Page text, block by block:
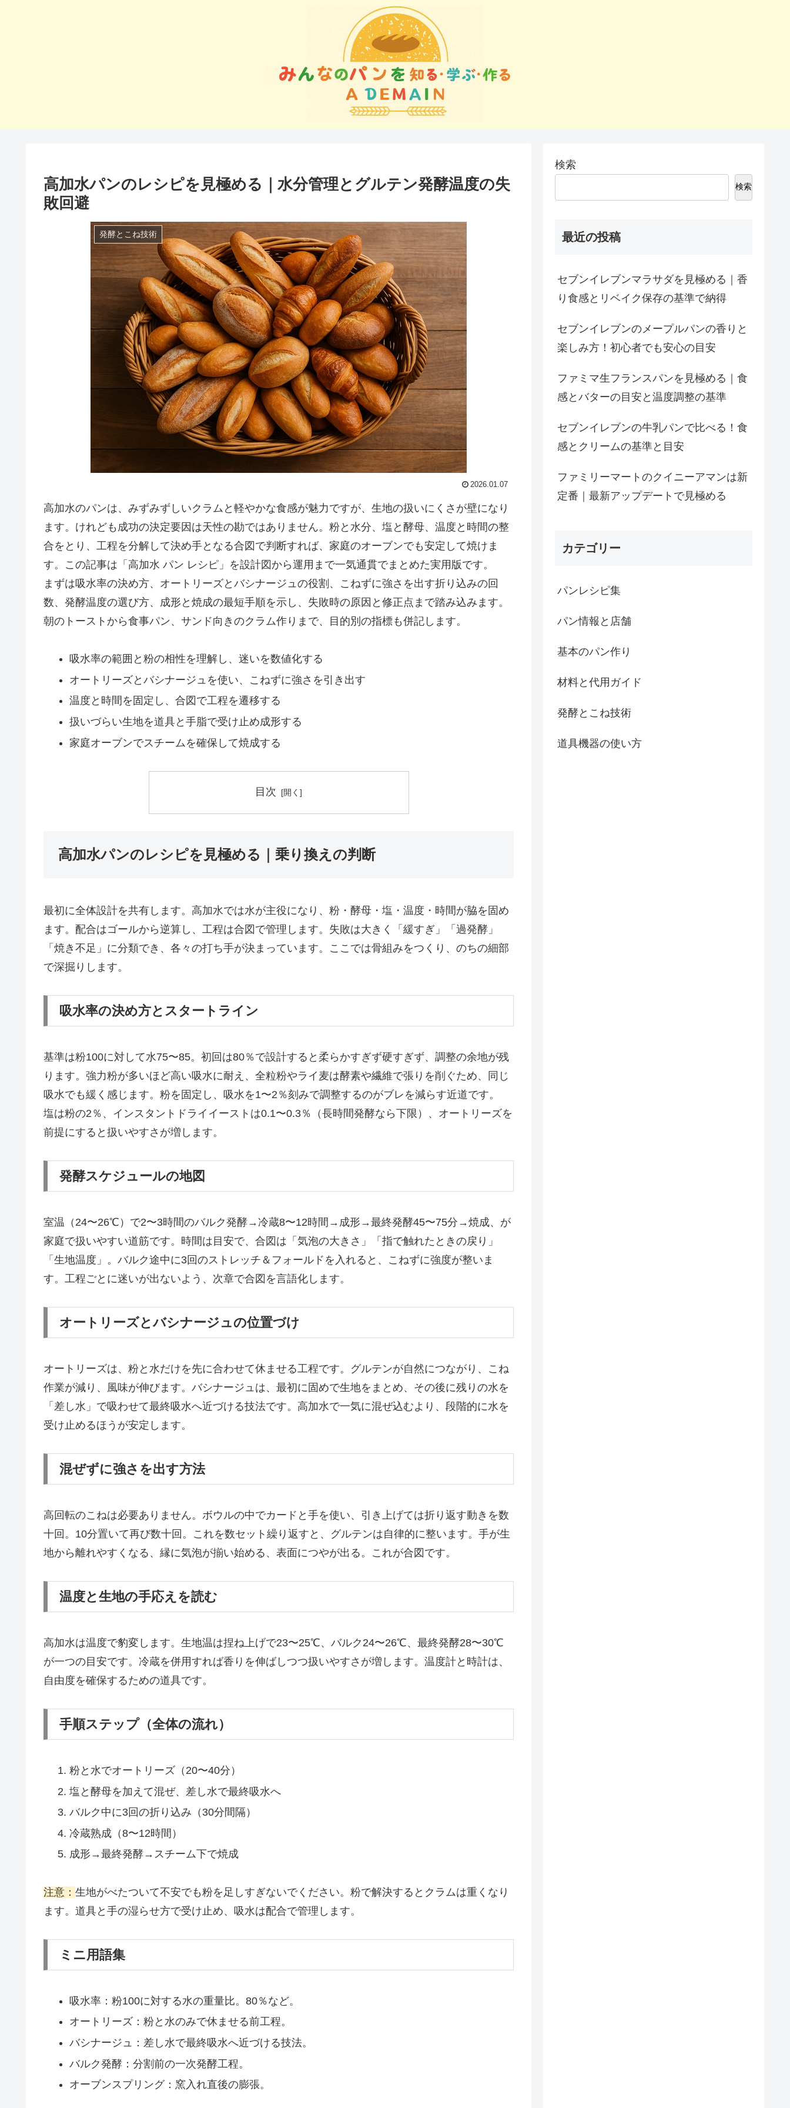
高加水パンのレシピを見極める｜水分管理とグルテン発酵温度の失
敗回避
発酵とこね技術
2026.01.07
高加水のパンは、みずみずしいクラムと軽やかな食感が魅力ですが、生地の扱いにくさが壁になり
ます。けれども成功の決定要因は天性の勘ではありません。粉と水分、塩と酵母、温度と時間の整
合をとり、工程を分解して決め手となる合図で判断すれば、家庭のオーブンでも安定して焼けま
す。この記事は「高加水 パン レシピ」を設計図から運用まで一気通貫でまとめた実用版です。
まずは吸水率の決め方、オートリーズとバシナージュの役割、こねずに強さを出す折り込みの回
数、発酵温度の選び方、成形と焼成の最短手順を示し、失敗時の原因と修正点まで踏み込みます。
朝のトーストから食事パン、サンド向きのクラム作りまで、目的別の指標も併記します。
吸水率の範囲と粉の相性を理解し、迷いを数値化する
オートリーズとバシナージュを使い、こねずに強さを引き出す
温度と時間を固定し、合図で工程を遷移する
扱いづらい生地を道具と手脂で受け止め成形する
家庭オーブンでスチームを確保して焼成する
目次
高加水パンのレシピを見極める｜乗り換えの判断
最初に全体設計を共有します。高加水では水が主役になり、粉・酵母・塩・温度・時間が脇を固め
ます。配合はゴールから逆算し、工程は合図で管理します。失敗は大きく「緩すぎ」「過発酵」
「焼き不足」に分類でき、各々の打ち手が決まっています。ここでは骨組みをつくり、のちの細部
で深掘りします。
吸水率の決め方とスタートライン
基準は粉100に対して水75〜85。初回は80％で設計すると柔らかすぎず硬すぎず、調整の余地が残
ります。強力粉が多いほど高い吸水に耐え、全粒粉やライ麦は酵素や繊維で張りを削ぐため、同じ
吸水でも緩く感じます。粉を固定し、吸水を1〜2％刻みで調整するのがブレを減らす近道です。
塩は粉の2％、インスタントドライイーストは0.1〜0.3％（長時間発酵なら下限）、オートリーズを
前提にすると扱いやすさが増します。
発酵スケジュールの地図
室温（24〜26℃）で2〜3時間のバルク発酵→冷蔵8〜12時間→成形→最終発酵45〜75分→焼成、が
家庭で扱いやすい道筋です。時間は目安で、合図は「気泡の大きさ」「指で触れたときの戻り」
「生地温度」。バルク途中に3回のストレッチ＆フォールドを入れると、こねずに強度が整いま
す。工程ごとに迷いが出ないよう、次章で合図を言語化します。
オートリーズとバシナージュの位置づけ
オートリーズは、粉と水だけを先に合わせて休ませる工程です。グルテンが自然につながり、こね
作業が減り、風味が伸びます。バシナージュは、最初に固めで生地をまとめ、その後に残りの水を
「差し水」で吸わせて最終吸水へ近づける技法です。高加水で一気に混ぜ込むより、段階的に水を
受け止めるほうが安定します。
混ぜずに強さを出す方法
高回転のこねは必要ありません。ボウルの中でカードと手を使い、引き上げては折り返す動きを数
十回。10分置いて再び数十回。これを数セット繰り返すと、グルテンは自律的に整います。手が生
地から離れやすくなる、縁に気泡が揃い始める、表面につやが出る。これが合図です。
温度と生地の手応えを読む
高加水は温度で豹変します。生地温は捏ね上げで23〜25℃、バルク24〜26℃、最終発酵28〜30℃
が一つの目安です。冷蔵を併用すれば香りを伸ばしつつ扱いやすさが増します。温度計と時計は、
自由度を確保するための道具です。
手順ステップ（全体の流れ）
粉と水でオートリーズ（20〜40分）
塩と酵母を加えて混ぜ、差し水で最終吸水へ
バルク中に3回の折り込み（30分間隔）
冷蔵熟成（8〜12時間）
成形→最終発酵→スチーム下で焼成
注意： 生地がべたついて不安でも粉を足しすぎないでください。粉で解決するとクラムは重くなり
ます。道具と手の湿らせ方で受け止め、吸水は配合で管理します。
ミニ用語集
吸水率：粉100に対する水の重量比。80％など。
オートリーズ：粉と水のみで休ませる前工程。
バシナージュ：差し水で最終吸水へ近づける技法。
バルク発酵：分割前の一次発酵工程。
オーブンスプリング：窯入れ直後の膨張。
検索
検索
最近の投稿
セブンイレブンマラサダを見極める｜香
り食感とリベイク保存の基準で納得
セブンイレブンのメープルパンの香りと
楽しみ方！初心者でも安心の目安
ファミマ生フランスパンを見極める｜食
感とバターの目安と温度調整の基準
セブンイレブンの牛乳パンで比べる！食
感とクリームの基準と目安
ファミリーマートのクイニーアマンは新
定番｜最新アップデートで見極める
カテゴリー
パンレシピ集
パン情報と店舗
基本のパン作り
材料と代用ガイド
発酵とこね技術
道具機器の使い方